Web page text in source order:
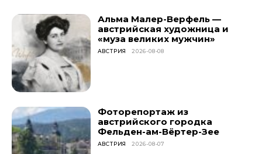
Альма Малер-Верфель —
австрийская художница и
«муза великих мужчин»
АВСТРИЯ 2026-08-08
Фоторепортаж из
австрийского городка
Фельден-ам-Вёртер-Зее
АВСТРИЯ 2026-08-07